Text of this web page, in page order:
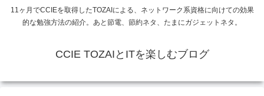
11ヶ月でCCIEを取得したTOZAIによる、ネットワーク系資格に向けての効果
的な勉強方法の紹介。あと節電、節約ネタ、たまにガジェットネタ。
CCIE TOZAIとITを楽しむブログ